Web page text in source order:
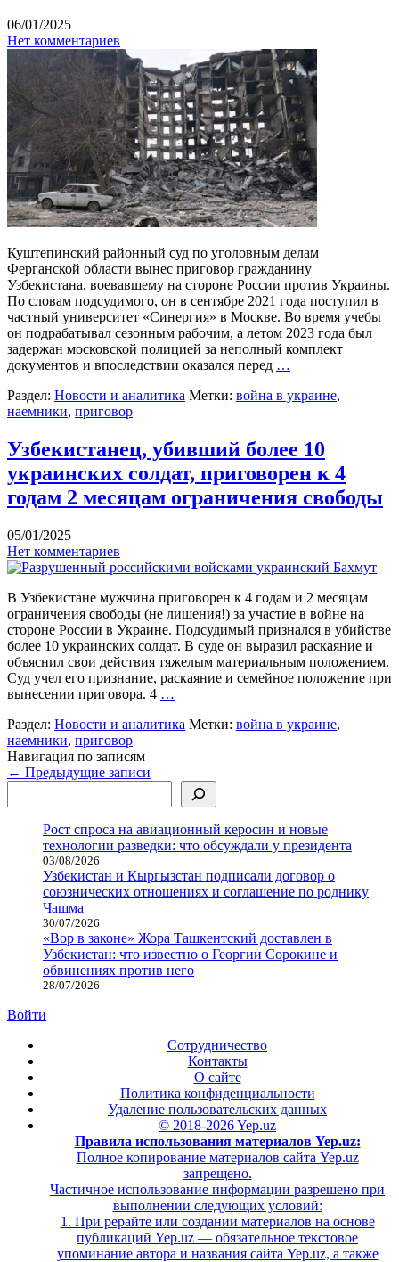
06/01/2025
Нет комментариев
Куштепинский районный суд по уголовным делам
Ферганской области вынес приговор гражданину
Узбекистана, воевавшему на стороне России против Украины.
По словам подсудимого, он в сентябре 2021 года поступил в
частный университет «Синергия» в Москве. Во время учебы
он подрабатывал сезонным рабочим, а летом 2023 года был
задержан московской полицией за неполный комплект
документов и впоследствии оказался перед …
Раздел: Новости и аналитика Метки: война в украине,
наемники, приговор
Узбекистанец, убивший более 10
украинских солдат, приговорен к 4
годам 2 месяцам ограничения свободы
05/01/2025
Нет комментариев
В Узбекистане мужчина приговорен к 4 годам и 2 месяцам
ограничения свободы (не лишения!) за участие в войне на
стороне России в Украине. Подсудимый признался в убийстве
более 10 украинских солдат. В суде он выразил раскаяние и
объяснил свои действия тяжелым материальным положением.
Суд учел его признание, раскаяние и семейное положение при
вынесении приговора. 4 …
Раздел: Новости и аналитика Метки: война в украине,
наемники, приговор
Навигация по записям
← Предыдущие записи
Рост спроса на авиационный керосин и новые
технологии разведки: что обсуждали у президента
03/08/2026
Узбекистан и Кыргызстан подписали договор о
союзнических отношениях и соглашение по роднику
Чашма
30/07/2026
«Вор в законе» Жора Ташкентский доставлен в
Узбекистан: что известно о Георгии Сорокине и
обвинениях против него
28/07/2026
Войти
Сотрудничество
Контакты
О сайте
Политика конфиденциальности
Удаление пользовательских данных
© 2018-2026 Yep.uz
Правила использования материалов Yep.uz:
Полное копирование материалов сайта Yep.uz
запрещено.
Частичное использование информации разрешено при
выполнении следующих условий:
1. При рерайте или создании материалов на основе
публикаций Yep.uz — обязательное текстовое
упоминание автора и названия сайта Yep.uz, а также